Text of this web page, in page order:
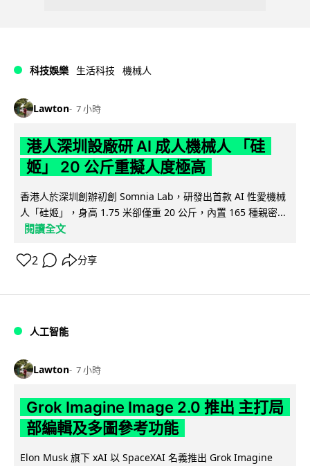
科技娛樂 生活科技 機械人
Lawton 7 小時
港人深圳設廠研 AI 成人機械人 「硅
姬」 20 公斤重擬人度極高
香港人於深圳創辦初創 Somnia Lab，研發出首款 AI 性愛機械
人「硅姬」，身高 1.75 米卻僅重 20 公斤，內置 165 種親密...
閱讀全文
2 分享
人工智能
Lawton 7 小時
Grok Imagine Image 2.0 推出 主打局
部編輯及多圖參考功能
Elon Musk 旗下 xAI 以 SpaceXAI 名義推出 Grok Imagine